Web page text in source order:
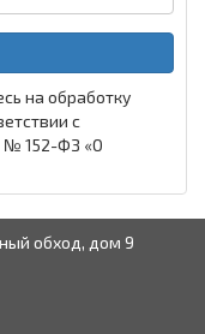
на обработку
с
№ 152-ФЗ «О
обход, дом 9